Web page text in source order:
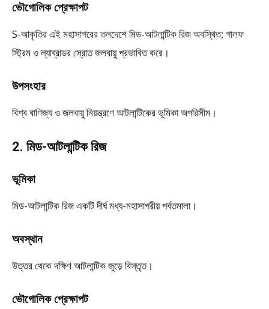
ভৌগোলিক প্রেক্ষাপট
S-আকৃতির এই মহাসাগরের তলদেশে মিড-আটলান্টিক রিজ অবস্থিত; গালফ
স্ট্রিম ও ল্যাব্রাডর স্রোত জলবায়ু প্রভাবিত করে।
উপসংহার
বিশ্ব বাণিজ্য ও জলবায়ু নিয়ন্ত্রণে আটলান্টিকের ভূমিকা অপরিসীম।
2. মিড-আটলান্টিক রিজ
ভূমিকা
মিড-আটলান্টিক রিজ একটি দীর্ঘ মধ্য-মহাসাগরীয় পর্বতমালা।
অবস্থান
উত্তর থেকে দক্ষিণ আটলান্টিক জুড়ে বিস্তৃত।
ভৌগোলিক প্রেক্ষাপট